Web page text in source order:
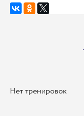
Нет тренировок